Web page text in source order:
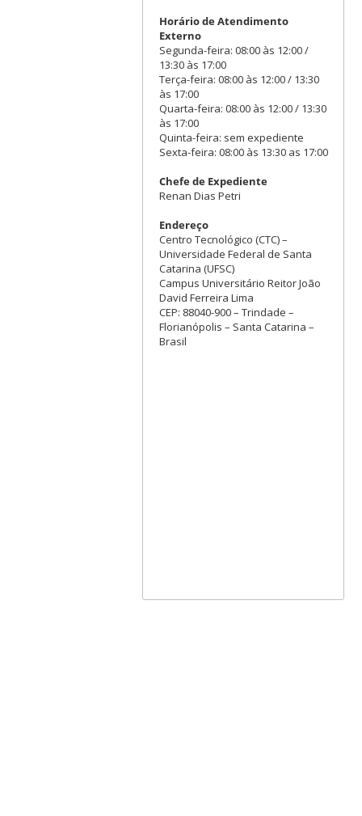
Horário de Atendimento
Externo
Segunda-feira: 08:00 às 12:00 /
13:30 às 17:00
Terça-feira: 08:00 às 12:00 / 13:30
às 17:00
Quarta-feira: 08:00 às 12:00 / 13:30
às 17:00
Quinta-feira: sem expediente
Sexta-feira: 08:00 às 13:30 as 17:00
Chefe de Expediente
Renan Dias Petri
Endereço
Centro Tecnológico (CTC) –
Universidade Federal de Santa
Catarina (UFSC)
Campus Universitário Reitor João
David Ferreira Lima
CEP: 88040-900 – Trindade –
Florianópolis – Santa Catarina –
Brasil